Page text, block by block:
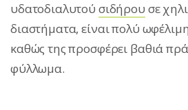
υδατοδιαλυτού σιδήρου σε
διαστήματα, είναι πολύ
καθώς της προσφέρει βαθιά
φύλλωμα.